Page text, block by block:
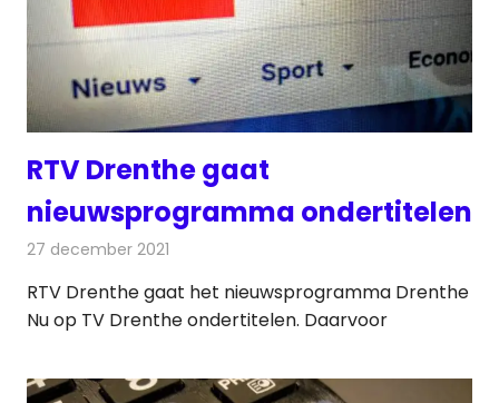
RTV Drenthe gaat
nieuwsprogramma ondertitelen
27 december 2021
RTV Drenthe gaat het nieuwsprogramma Drenthe
Nu op TV Drenthe ondertitelen. Daarvoor